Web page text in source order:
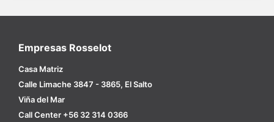
Empresas Rosselot
Casa Matriz
Calle Limache 3847 - 3865, El Salto
Viña del Mar
Call Center +56 32 314 0366